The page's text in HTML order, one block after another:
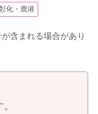
化・鹿港
含まれる場合があり